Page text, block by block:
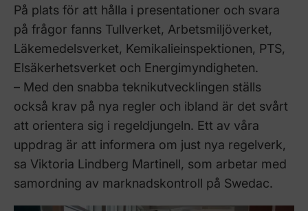
På plats för att hålla i presentationer och svara
på frågor fanns Tullverket, Arbetsmiljöverket,
Läkemedelsverket, Kemikalieinspektionen, PTS,
Elsäkerhetsverket och Energimyndigheten.
– Med den snabba teknikutvecklingen ställs
också krav på nya regler och ibland är det svårt
att orientera sig i regeldjungeln. Ett av våra
uppdrag är att informera om just nya regelverk,
sa Viktoria Lindberg Martinell, som arbetar med
samordning av marknadskontroll på Swedac.